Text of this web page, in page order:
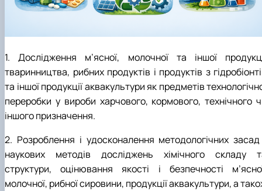
Матеріально-технічна база
Бази практичного навчання здобувачів
1. Дослідження м’ясної, молочної та іншої
тваринництва, рибних продуктів і продуктів з
та іншої продукції аквакультури як предметів
переробки у вироби харчового, кормового, технічного
іншого призначення.
2. Розроблення і удосконалення методологічних засад
наукових методів досліджень хімічного складу
структури, оцінювання якості і безпечності
молочної, рибної сировини, продукції аквакультури, а